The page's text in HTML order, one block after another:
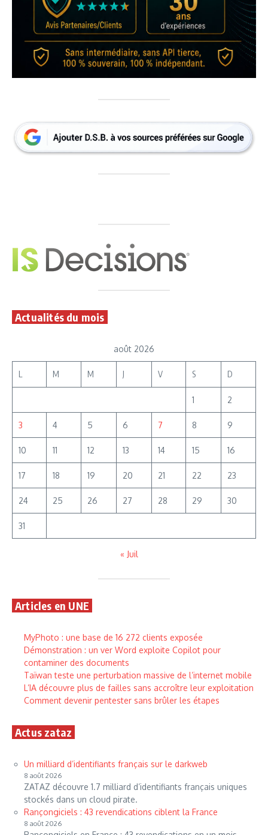
Actualités du mois
août 2026
L M M J V S D
1 2
3 4 5 6 7 8 9
10 11 12 13 14 15 16
17 18 19 20 21 22 23
24 25 26 27 28 29 30
31
« Juil
Articles en UNE
MyPhoto : une base de 16 272 clients exposée
Démonstration : un ver Word exploite Copilot pour
contaminer des documents
Taïwan teste une perturbation massive de l’internet mobile
L’IA découvre plus de failles sans accroître leur exploitation
Comment devenir pentester sans brûler les étapes
Actus zataz
Un milliard d’identifiants français sur le darkweb
8 août 2026
ZATAZ découvre 1.7 milliard d’identifiants français uniques
stockés dans un cloud pirate.
Rançongiciels : 43 revendications ciblent la France
8 août 2026